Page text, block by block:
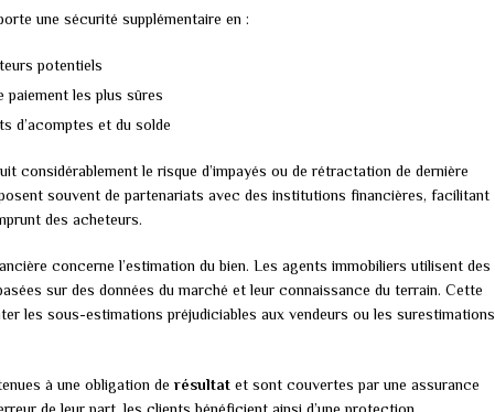
une sécurité supplémentaire en :
potentiels
paiement les plus sûres
d’acomptes et du solde
considérablement le risque d’impayés ou de rétractation de dernière
souvent de partenariats avec des institutions financières, facilitant
des acheteurs.
concerne l’estimation du bien. Les agents immobiliers utilisent des
sur des données du marché et leur connaissance du terrain. Cette
les sous-estimations préjudiciables aux vendeurs ou les surestimations
à une obligation de résultat et sont couvertes par une assurance